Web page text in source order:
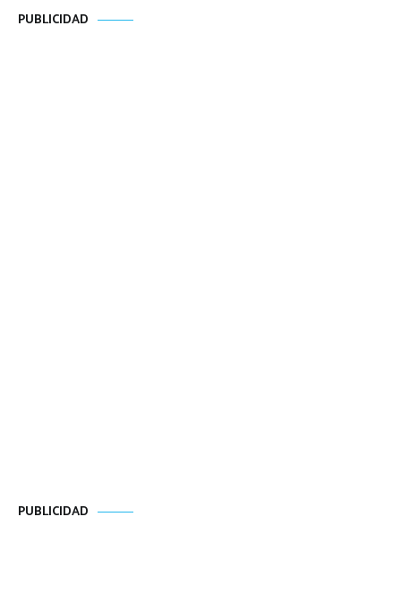
PUBLICIDAD
PUBLICIDAD